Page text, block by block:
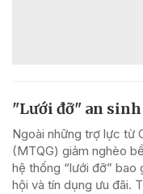
"Lưới đỡ" an
Ngoài những trợ lực từ
(MTQG) giảm nghèo
hệ thống “lưới đỡ” bao
hội và tín dụng ưu đãi.